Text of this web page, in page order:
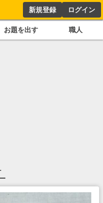
新規登録 ログイン
お題を出す 職人